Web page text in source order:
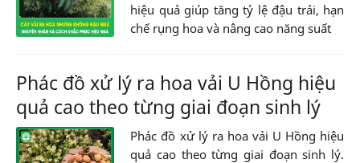
hiệu quả giúp tăng tỷ lệ đậu trái, hạn
chế rụng hoa và nâng cao năng suất
Phác đồ xử lý ra hoa vải U Hồng hiệu
quả cao theo từng giai đoạn sinh lý
Phác đồ xử lý ra hoa vải U Hồng hiệu
quả cao theo từng giai đoạn sinh lý.